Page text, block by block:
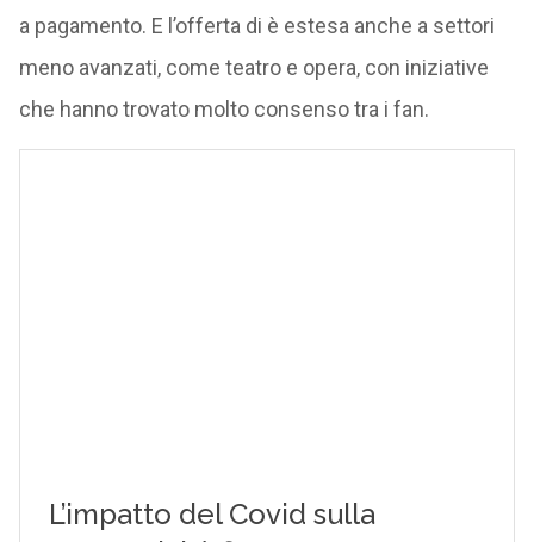
a pagamento. E l’offerta di è estesa anche a settori
meno avanzati, come teatro e opera, con iniziative
che hanno trovato molto consenso tra i fan.